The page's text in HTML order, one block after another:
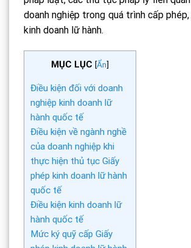
doanh nghiệp trong quá trình cấp
kinh doanh lữ hành.
MỤC LỤC [Ẩn]
Điều kiện đối với doanh
nghiệp kinh doanh lữ
hành quốc tế
Điều kiện về ngành nghề
của doanh nghiệp khi
thực hiện thủ tục Giấy
phép kinh doanh lữ hành
quốc tế
Điều kiện kinh doanh lữ
hành quốc tế
Mức ký quỹ cấp Giấy